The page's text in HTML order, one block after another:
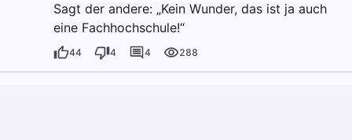
Sagt der andere: „Kein Wunder, das ist ja auch
eine Fachhochschule!“
44 4 4 288